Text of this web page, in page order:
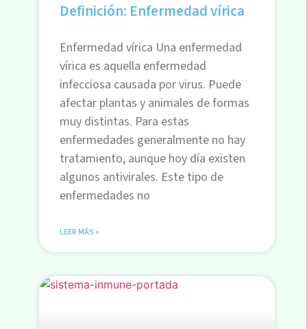
Definición: Enfermedad vírica
Enfermedad vírica Una enfermedad
vírica es aquella enfermedad
infecciosa causada por virus. Puede
afectar plantas y animales de formas
muy distintas. Para estas
enfermedades generalmente no hay
tratamiento, aunque hoy día existen
algunos antivirales. Este tipo de
enfermedades no
LEER MÁS »